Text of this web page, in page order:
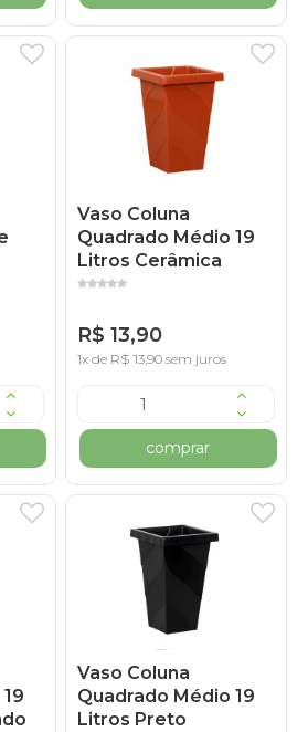
Vaso Coluna
Quadrado Médio 19
Litros Cerâmica
R$ 13,90
1x de R$ 13,90 sem juros
comprar
Vaso Coluna
Quadrado Médio 19
Litros Preto